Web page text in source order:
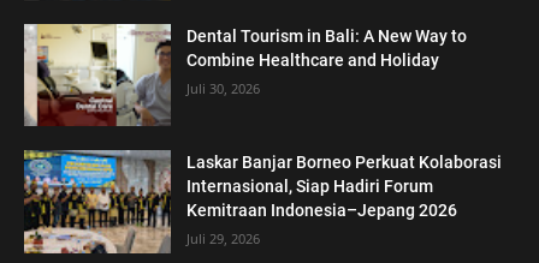
Dental Tourism in Bali: A New Way to
Combine Healthcare and Holiday
Juli 30, 2026
Laskar Banjar Borneo Perkuat Kolaborasi
Internasional, Siap Hadiri Forum
Kemitraan Indonesia–Jepang 2026
Juli 29, 2026